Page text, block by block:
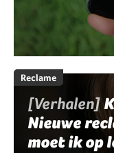
Reclame
[Verhalen]
Nieuwe
moet ik op